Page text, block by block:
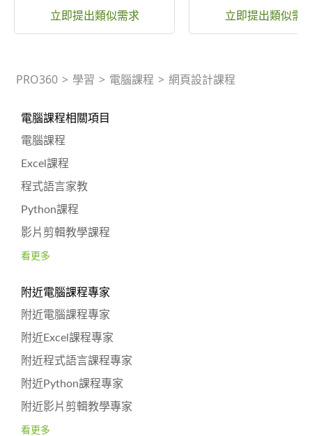
立即提出類似需求 立即提出類似需
PRO360 > 學習 > 電腦課程 > 網頁設計課程
電腦課程相關項目
電腦課程
Excel課程
程式語言家教
Python課程
影片剪輯教學課程
看更多
附近電腦課程專家
附近電腦課程專家
附近Excel課程專家
附近程式語言課程專家
附近Python課程專家
附近影片剪輯教學專家
看更多